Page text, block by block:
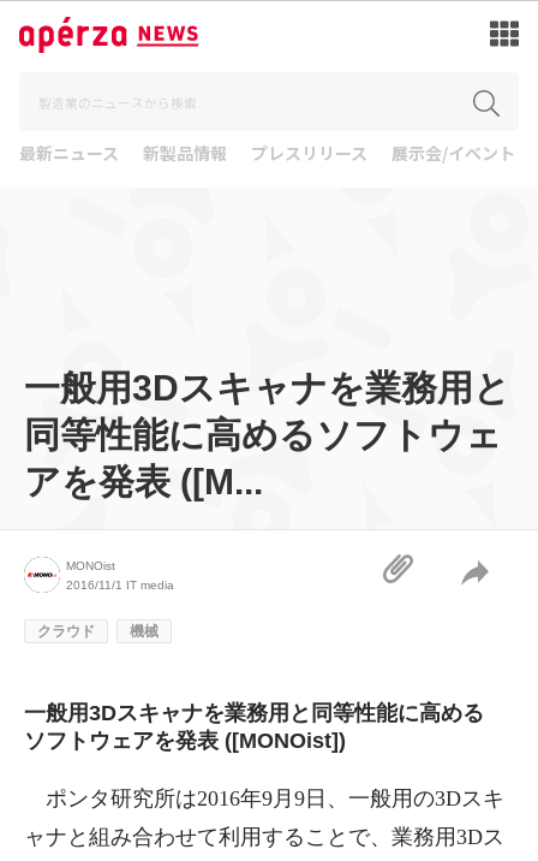
最新ニュース 新製品情報 プレスリリース 展示会/イベント
一般用3Dスキャナを業務用と
同等性能に高めるソフトウェ
アを発表 ([M...
MONOist
2016/11/1 IT media
クラウド 機械
一般用3Dスキャナを業務用と同等性能に高める
ソフトウェアを発表 ([MONOist])
ポンタ研究所は2016年9月9日、一般用の3Dスキ
ャナと組み合わせて利用することで、業務用3Dス